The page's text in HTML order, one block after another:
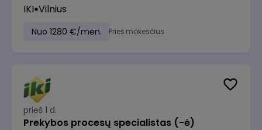
IKI Vilnius
Nuo 1280 €/mėn. Prieš mokesčius
prieš 1 d.
Prekybos procesų specialistas (-ė)